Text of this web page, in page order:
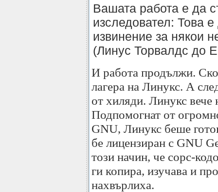
Вашата работа е да
изследовател: Това
извинение за някои
(Линус Торвалдс до
И работа продължи.
лагера на Линукс. А
от хиляди. Линукс вече
Подпомогнат от
GNU, Линукс беше
бе лицензиран с GNU
този начин, че сорс-
ги копира, изучава и
нахвърлиха.